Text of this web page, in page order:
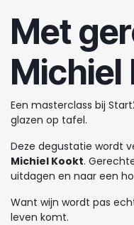
Met
Michiel
Een masterclass bij
glazen op tafel.
Deze degustatie wordt
Michiel Kookt.
uitdagen en naar een
Want wijn wordt pas
leven komt.